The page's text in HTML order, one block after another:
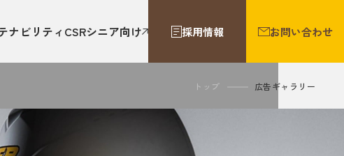
ナビリティ CSRシニア向け 採用情報 お問い合わせ
トップ 広告ギャラリー